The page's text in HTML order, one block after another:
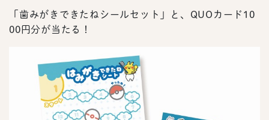
「歯みがきできたねシールセット」と、QUOカード10
00円分が当たる！